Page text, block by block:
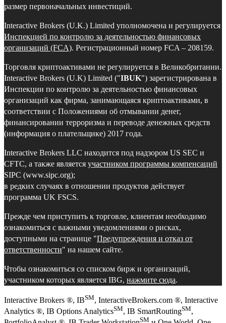
размер первоначальных инвестиций.
Interactive Brokers (U.K.) Limited уполномочена и регулируется
Инспекцией по контролю за деятельностью финансовых
организаций (FCA). Регистрационный номер FCA – 208159.
Торговля криптоактивами не регулируется в Великобритании.
Interactive Brokers (U.K) Limited ("IBUK") зарегистрирована в
Инспекции по контролю за деятельностью финансовых
организаций как фирма, занимающаяся криптоактивами, в
соответствии с Положениями об отмывании денег,
финансировании терроризма и переводе денежных средств
(информация о плательщике) 2017 года.
Interactive Brokers LLC находится под надзором US SEC и
CFTC, а также является участником программы компенсаций
SIPC (www.sipc.org);
в редких случаях в отношении продуктов действует
программа UK FSCS.
Прежде чем приступить к торговле, клиентам необходимо
ознакомиться с важными уведомлениями о рисках,
доступными на странице "Предупреждения и отказ от
ответственности" на нашем сайте.
Чтобы ознакомиться со списком бирж и организаций,
участником которых является IBG, нажмите сюда.
Interactive Brokers ®, IBSM, InteractiveBrokers.com ®, Interactive
Analytics ®, IB Options AnalyticsSM, IB SmartRoutingSM,
SM